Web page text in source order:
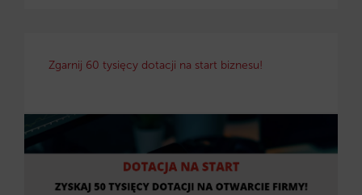
Zgarnij 60 tysięcy dotacji na start biznesu!